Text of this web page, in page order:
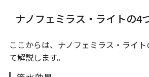
ナノフェミラス・ライトの4
ここからは、ナノフェミラス・ライ
て解説します。